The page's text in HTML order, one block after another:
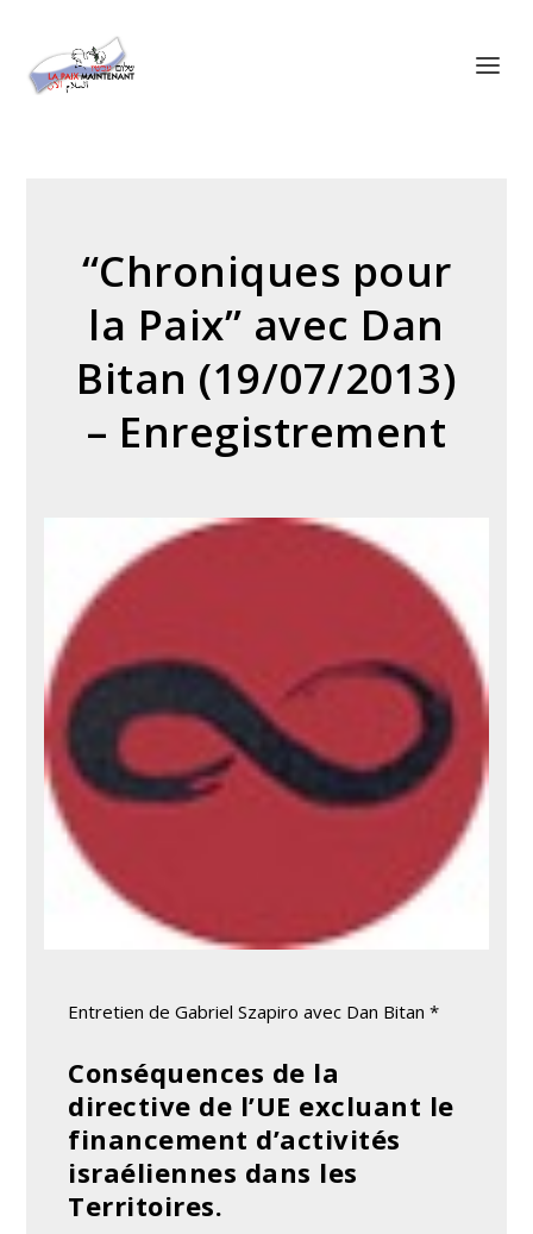
“Chroniques pour
la Paix” avec Dan
Bitan (19/07/2013)
– Enregistrement
Entretien de Gabriel Szapiro avec Dan Bitan *
Conséquences de la
directive de l’UE excluant le
financement d’activités
israéliennes dans les
Territoires.